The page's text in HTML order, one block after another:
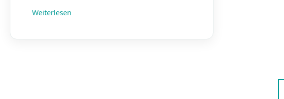
Weiterlesen